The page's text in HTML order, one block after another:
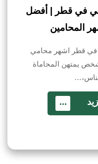
في قطر | أفضل
المحامين
قطر اشهر محامي
يمتهن المحاماة
...